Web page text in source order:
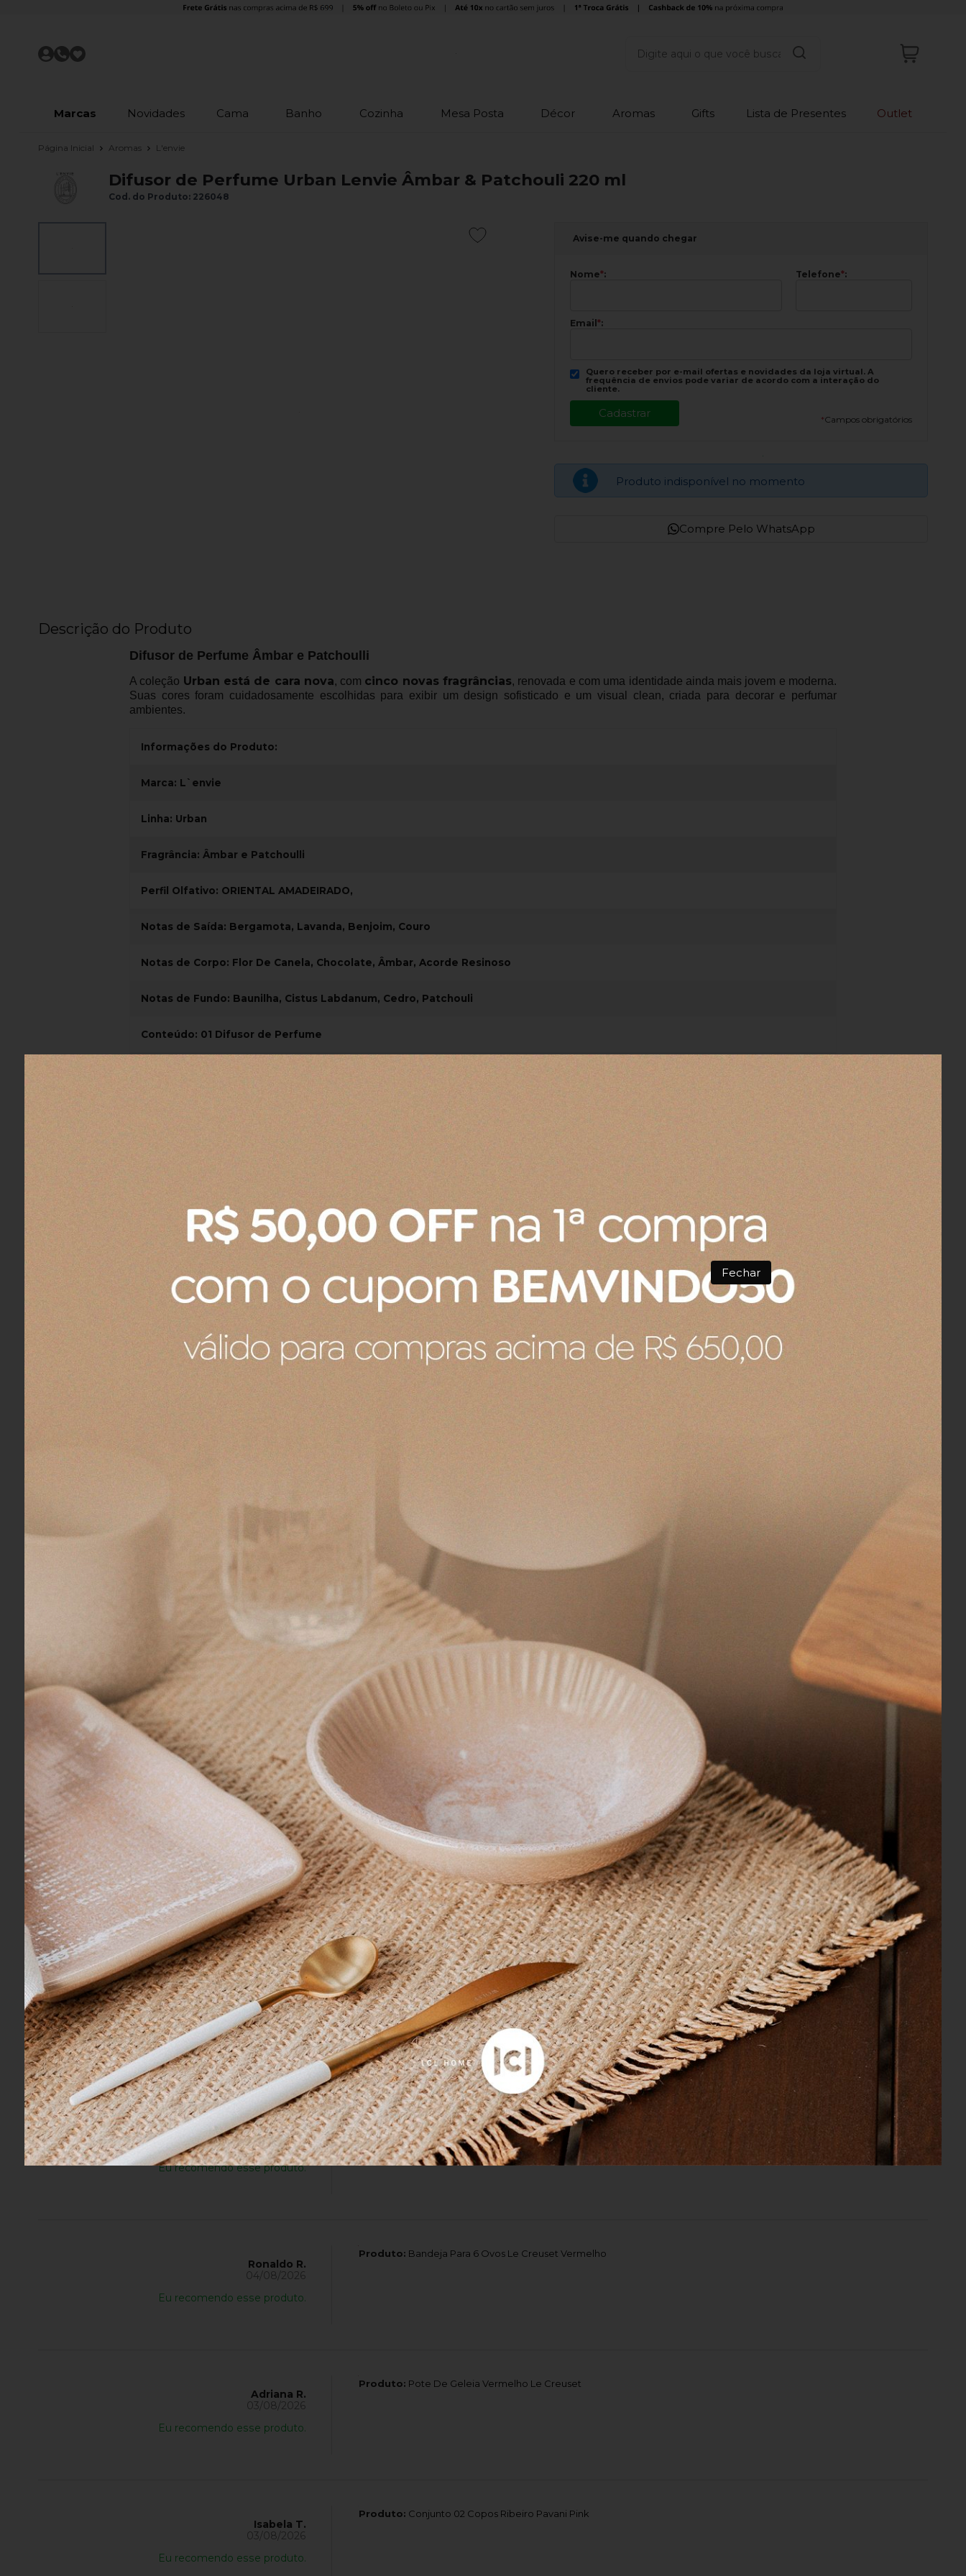
Marcas Novidades Cama Banho Cozinha Mesa Posta Décor Aromas Gifts Lista de Presentes Outlet
Página Inicial Aromas L'envie
Difusor de Perfume Urban Lenvie Âmbar & Patchouli 220 ml
Cod. do Produto: 226048
Avise-me quando chegar
Nome*: Telefone*:
Email *:
Quero receber por e-mail ofertas e novidades da loja virtual. A
frequência de envios pode variar de acordo com a interação do
cliente.
*Campos obrigatórios
Produto indisponível no momento
Compre Pelo WhatsApp
Descrição do Produto
Difusor de Perfume Âmbar e Patchoulli
A coleção Urban está de cara nova, com cinco novas fragrâncias, renovada e com uma identidade ainda mais jovem e moderna.
Suas cores foram cuidadosamente escolhidas para exibir um design sofisticado e um visual clean, criada para decorar e perfumar
ambientes.
Informações do Produto:
Marca: L`envie
Linha: Urban
Fragrância: Âmbar e Patchoulli
Perfil Olfativo: ORIENTAL AMADEIRADO,
Notas de Saída: Bergamota, Lavanda, Benjoim, Couro
Notas de Corpo: Flor De Canela, Chocolate, Âmbar, Acorde Resinoso
Notas de Fundo: Baunilha, Cistus Labdanum, Cedro, Patchouli
Conteúdo: 01 Difusor de Perfume
Volume: 220 ml
Modo de Uso: Retire a tampa e remova o batoque. Retorne a tampa e insira as varetas. Utilizando um papel descartável,
Cuidados: Mantenha longe do alcance de crianças e animais domésticos. Não utilizar perto de fontes de calor e chamas.
USO EXTERNO.
ATENÇÃO: PRODUTO INFLAMÁVEL.
Fundada no Brasil em 2011, a L'envie nasceu do desejo de criar uma empresa de perfumaria autoral brasileira. O encontro
de objetivos entre o fundador da marca e o casal de perfumistas Funny Grau e Isaac Sinclair deu origem à empresa, que
Inspiração
Acreditam na criatividade. O desenvolvimento de cada fragrância começa com uma página em branco, deixando toda a
possibilidade aberta para os perfumistas surpreenderem, com total liberdade criativa.
L'envie
Feito no Brasil: uma marca brasileira independente
Inspirações Globais: suas criações são inspiradas em diferentes culturas, países, músicas e natureza
Animal Friendly: não testam em animais e não utilizam nenhuma matéria-prima animal
Sustentabilidade: sua compensação ambiental é feita em parceria com a Eureciclo
Avaliações dos Clientes
Gisela O.
05/08/2026
Eu recomendo esse produto.
Gostei muito, adoro essas toalhas, tenho várias há anos. Gostaria de saber se tem mais dessa cor 3144 e
Toalha de Banho Algodão Egípcio Buddemeyer Bege 77 x 140 cm
Fernando A.
04/08/2026
Eu recomendo esse produto.
Produto:Prato Raso de Cerâmica Le Creuset Azul Caribe 22 cm
Fernando A.
04/08/2026
Eu recomendo esse produto.
Pote para mostarda
Chegou tudo dentro do padrão
Produto:Pote Para Mostarda 450ML Le Creuset
Fernando A.
04/08/2026
Eu recomendo esse produto.
Produto recebido
Ele veio com um pequeno defeito de fabrica um pontinho no pote o qual, acredito que não faz parte
de fábrica e também durante a compra não falava sobre esse pequeno defeito.
Produto:Porta Utensílios Signature Le Creuset Nectar 1,1 L
Ronaldo R.
04/08/2026
Eu recomendo esse produto.
Produto: Bandeja Para 6 Ovos Le Creuset Vermelho
Adriana R.
03/08/2026
Eu recomendo esse produto.
Produto: Pote De Geleia Vermelho Le Creuset
Isabela T.
03/08/2026
Eu recomendo esse produto.
Produto: Conjunto 02 Copos Ribeiro Pavani Pink
Fechar